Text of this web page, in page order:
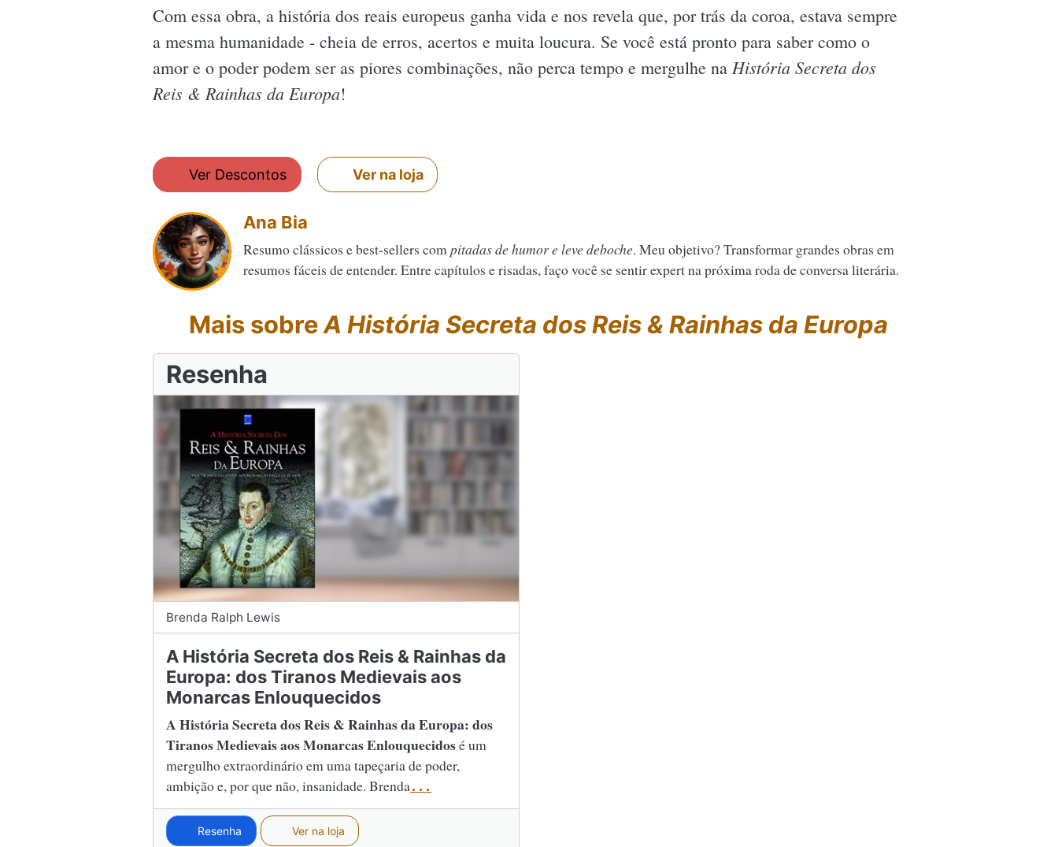
Com essa obra, a história dos reais europeus ganha vida e nos revela que, por trás da coroa, estava sempre
a mesma humanidade - cheia de erros, acertos e muita loucura. Se você está pronto para saber como o
amor e o poder podem ser as piores combinações, não perca tempo e mergulhe na História Secreta dos
Reis & Rainhas da Europa!
Ver Descontos Ver na loja
Ana Bia
Resumo clássicos e best-sellers compitadas de humor e leve deboche. Meu objetivo? Transformar grandes obras em
resumos fáceis de entender. Entre capítulos e risadas, faço você se sentir expert na próxima roda de conversa literária.
Mais sobreA História Secreta dos Reis & Rainhas da Europa
Resenha
Brenda Ralph Lewis
A História Secreta dos Reis & Rainhas da
Europa: dos Tiranos Medievais aos
Monarcas Enlouquecidos
A História Secreta dos Reis & Rainhas da Europa: dos
Tiranos Medievais aos Monarcas Enlouquecidosé um
mergulho extraordinário em uma tapeçaria de poder,
ambição e, por que não, insanidade. Brenda...
Resenha Ver na loja